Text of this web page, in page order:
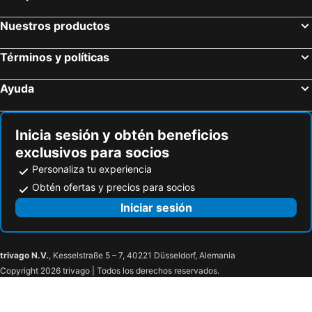
Puerto Montt, Región de Los Lagos Hoteles
Pucón, Región de La Araucanía Hoteles
Nuestros productos
Términos y políticas
Ayuda
Inicia sesión y obtén beneficios
exclusivos para socios
Personaliza tu experiencia
Obtén ofertas y precios para socios
Iniciar sesión
trivago N.V., Kesselstraße 5 – 7, 40221 Düsseldorf, Alemania
Copyright 2026 trivago | Todos los derechos reservados.